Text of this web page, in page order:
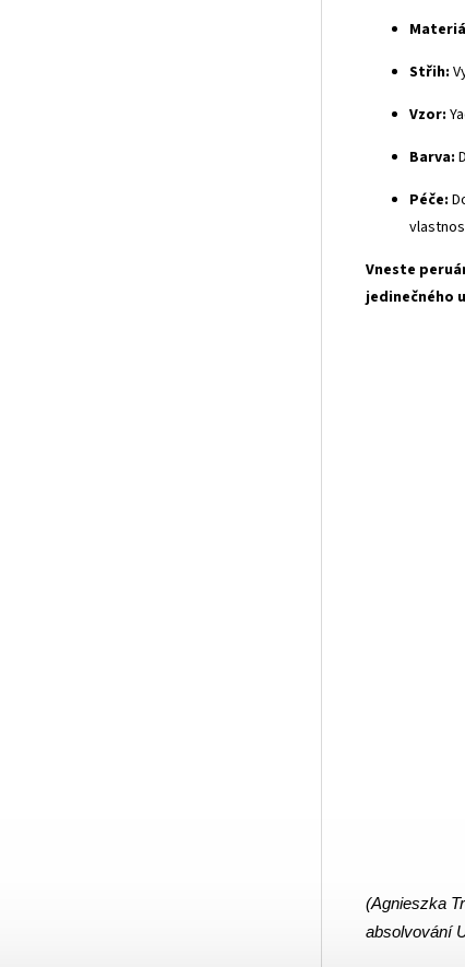
Střih:
Vzor:
Barva:
Péče:
Vneste
jedinečného
(Agnieszka
absolvování